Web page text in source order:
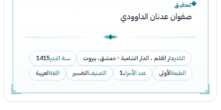
تحقيق
صفوان عدنان الداوودي
الناشردار القلم ، الدار الشامية - دمشق، بيروت سنة النشر1415
الطبعةالأولى عدد الأجزاء1 التصنيفالتفسير اللغةالعربية